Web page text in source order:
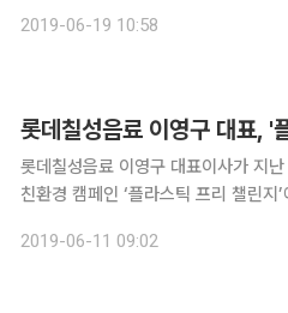
서 2018년 9.1%로 상승했다. 반면 주
2019-06-19 10:58
롯데칠성음료 이영구 대표, '
롯데칠성음료 이영구 대표이사가 지
친환경 캠페인 ‘플라스틱 프리 챌린
용한 인증 사진을 사회관계망서비스
2019-06-11 09:02